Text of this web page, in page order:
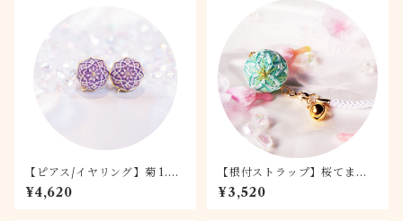
【ピアス/イヤリング】菊 1.5c
mてまり 桔梗
¥4,620
【根付ストラップ】桜てまり -
若桜-
¥3,520